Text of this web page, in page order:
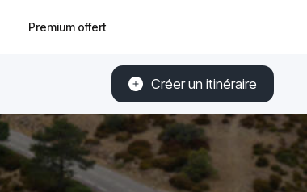
Premium offert
Créer un itinéraire